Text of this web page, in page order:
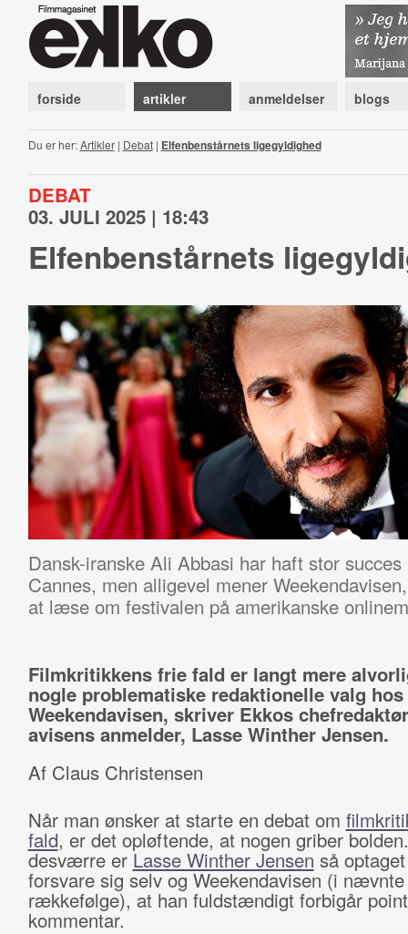
forside artikler anmeldelser blogs
Du er her:Artikler| Debat| Elfenbenstårnets ligegyldighed
DEBAT
03. JULI 2025 | 18:43
Elfenbenstårnets
Dansk-iranske Ali Abbasi har haft stor
Cannes, men alligevel mener
at læse om festivalen på amerikanske
Filmkritikkens frie fald er langt mere
nogle problematiske redaktionelle valg hos
Weekendavisen, skriver Ekkos
avisens anmelder, Lasse Winther Jensen.
Af Claus Christensen
Når man ønsker at starte en debat om
fald, er det opløftende, at nogen griber
desværre er Lasse Winther Jensen så
forsvare sig selv og Weekendavisen (i nævnte
rækkefølge), at han fuldstændigt forbigår
kommentar.